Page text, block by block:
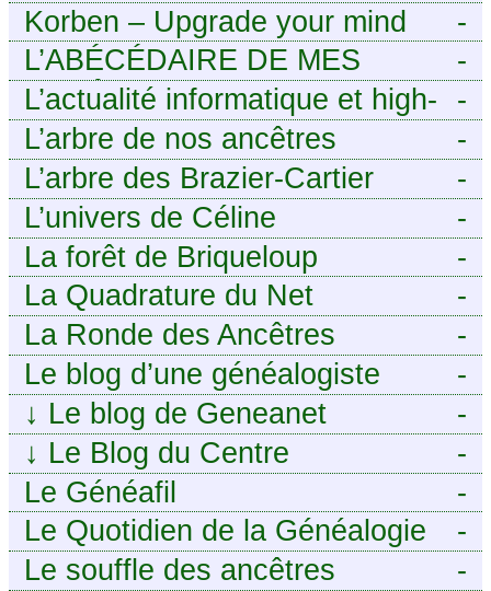
-
Korben – Upgrade your mind
-
L’ABÉCÉDAIRE DE MES
ANCÊTRES – Tout ce que
j’aurais aimé savoir sur ma
famille mais n’ai jamais osé
demander
-
L’actualité informatique et high-
tech pour décideurs IT.
-
L’arbre de nos ancêtres
-
L’arbre des Brazier-Cartier
-
L’univers de Céline
-
La forêt de Briqueloup
-
La Quadrature du Net
-
La Ronde des Ancêtres
-
Le blog d’une généalogiste
-
↓ Le blog de Geneanet
-
↓ Le Blog du Centre
Généalogique de Touraine -
-
Le Généafil
-
Le Quotidien de la Généalogie
-
Le souffle des ancêtres